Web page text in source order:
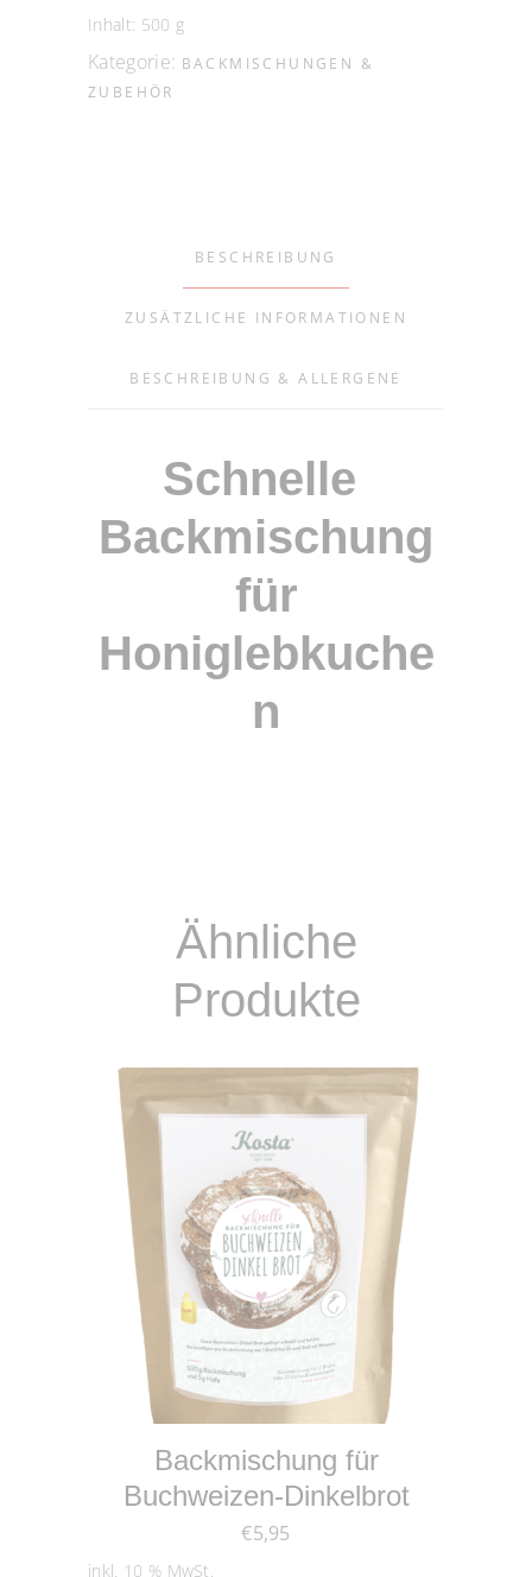
Inhalt: 500 g
Kategorie: BACKMISCHUNGEN &
ZUBEHÖR
BESCHREIBUNG
ZUSÄTZLICHE INFORMATIONEN
BESCHREIBUNG & ALLERGENE
Schnelle
Backmischung
für
Honiglebkuche
n
Ähnliche
Produkte
IN DEN WARENKORB
Backmischung für
Buchweizen-Dinkelbrot
€5,95
inkl. 10 % MwSt.